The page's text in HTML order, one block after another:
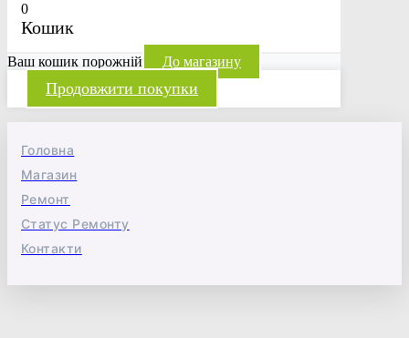
0
Кошик
Ваш кошик порожній До магазину
Продовжити покупки
Головна
Магазин
Ремонт
Статус Ремонту
Контакти